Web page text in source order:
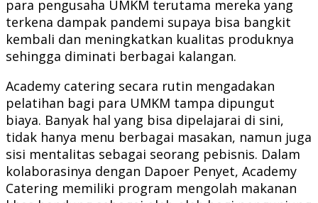
para pengusaha UMKM terutama mereka yang
terkena dampak pandemi supaya bisa bangkit
kembali dan meningkatkan kualitas produknya
sehingga diminati berbagai kalangan.
Academy catering secara rutin mengadakan
pelatihan bagi para UMKM tampa dipungut
biaya. Banyak hal yang bisa dipelajarai di sini,
tidak hanya menu berbagai masakan, namun juga
sisi mentalitas sebagai seorang pebisnis. Dalam
kolaborasinya dengan Dapoer Penyet, Academy
Catering memiliki program mengolah makanan